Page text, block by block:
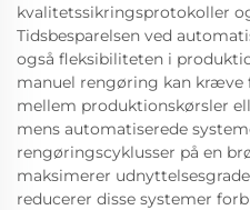
kvalitetssikringsprotokoller
Tidsbesparelsen ved
også fleksibiliteten i
manuel rengøring kan kræve
mellem produktionskørsler
mens automatiserede
rengøringscyklusser på en
maksimerer
reducerer disse systemer